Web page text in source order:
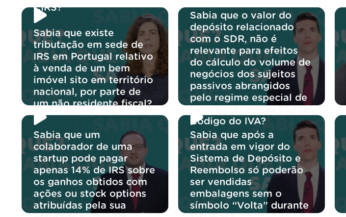
CIRS?
Sabia que existe
tributação em sede de
IRS em Portugal relativo
à venda de um bem
imóvel sito em território
nacional, por parte de
um não residente fiscal?
Sabia que o valor do
depósito relacionado
com o SDR, não é
relevante para efeitos
do cálculo do volume de
negócios dos sujeitos
passivos abrangidos
pelo regime especial de
Código do IVA?
Sabia que um
colaborador de uma
startup pode pagar
apenas 14% de IRS sobre
os ganhos obtidos com
ações ou stock options
atribuídas pela sua
Sabia que após a
entrada em vigor do
Sistema de Depósito e
Reembolso só poderão
ser vendidas
embalagens sem o
símbolo “Volta” durante